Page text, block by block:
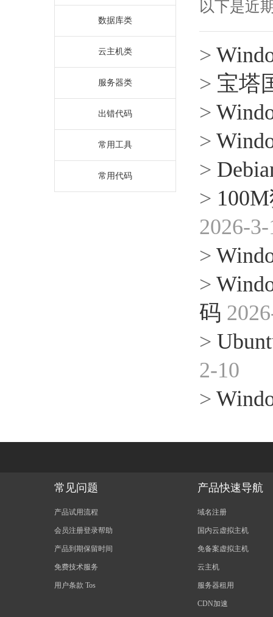
数据库类
云主机类
服务器类
出错代码
常用工具
常用代码
以下是近
>
> 宝塔
>
>
>
>
2026-
>
>
码
>
2-10
>
常见问题
产品试用流程
会员注册登录帮助
产品到期保留时间
免费技术服务
用户条款 Tos
产品快速导航
域名注册
国内云虚拟主机
免备案虚拟主机
云主机
服务器租用
CDN加速